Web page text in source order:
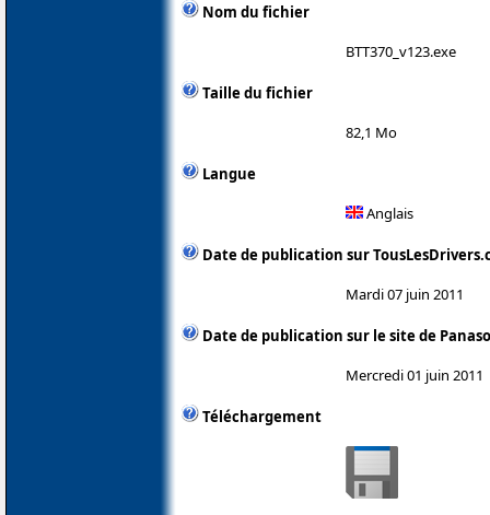
Nom du fichier
BTT370_v123.exe
Taille du fichier
82,1 Mo
Langue
Anglais
Date de publication sur
Mardi 07 juin 2011
Date de publication sur le site de
Mercredi 01 juin 2011
Téléchargement